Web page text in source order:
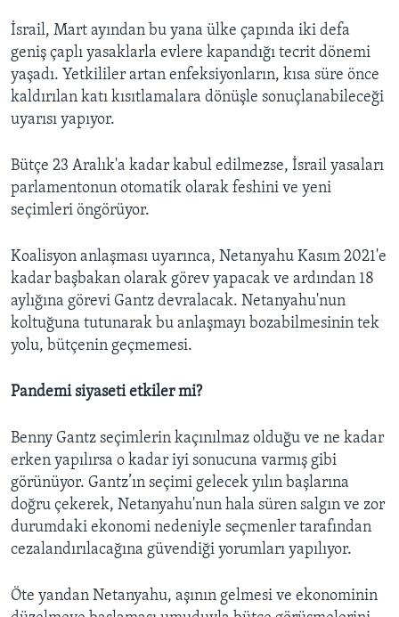
İsrail, Mart ayından bu yana ülke çapında iki defa
geniş çaplı yasaklarla evlere kapandığı tecrit dönemi
yaşadı. Yetkililer artan enfeksiyonların, kısa süre önce
kaldırılan katı kısıtlamalara dönüşle sonuçlanabileceği
uyarısı yapıyor.
Bütçe 23 Aralık'a kadar kabul edilmezse, İsrail yasaları
parlamentonun otomatik olarak feshini ve yeni
seçimleri öngörüyor.
Koalisyon anlaşması uyarınca, Netanyahu Kasım 2021'e
kadar başbakan olarak görev yapacak ve ardından 18
aylığına görevi Gantz devralacak. Netanyahu'nun
koltuğuna tutunarak bu anlaşmayı bozabilmesinin tek
yolu, bütçenin geçmemesi.
Pandemi siyaseti etkiler mi?
Benny Gantz seçimlerin kaçınılmaz olduğu ve ne kadar
erken yapılırsa o kadar iyi sonucuna varmış gibi
görünüyor. Gantz’ın seçimi gelecek yılın başlarına
doğru çekerek, Netanyahu'nun hala süren salgın ve zor
durumdaki ekonomi nedeniyle seçmenler tarafından
cezalandırılacağına güvendiği yorumları yapılıyor.
Öte yandan Netanyahu, aşının gelmesi ve ekonominin